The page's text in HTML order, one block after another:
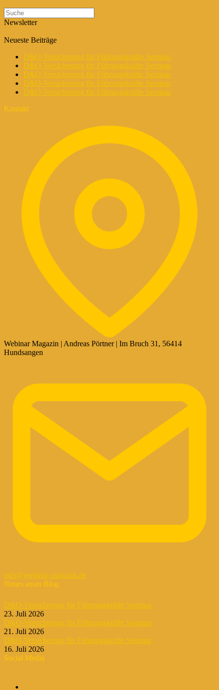
Newsletter
Neueste Beiträge
D&O-Versicherung für Führungskräfte Seminar
D&O-Versicherung für Führungskräfte Seminar
D&O-Versicherung für Führungskräfte Seminar
D&O-Versicherung für Führungskräfte Seminar
D&O-Versicherung für Führungskräfte Seminar
Kontakt
Webinar Magazin | Andreas Pörtner | Im Bruch 31, 56414
Hundsangen
info@webinar-magazin.de
Neues ausm Blog
D&O-Versicherung für Führungskräfte Seminar
23. Juli 2026
D&O-Versicherung für Führungskräfte Seminar
21. Juli 2026
D&O-Versicherung für Führungskräfte Seminar
16. Juli 2026
Social Media